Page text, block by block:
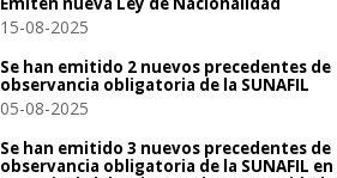
15-08-2025
Se han emitido 2 nuevos precedentes de
observancia obligatoria de la SUNAFIL
05-08-2025
Se han emitido 3 nuevos precedentes de
observancia obligatoria de la SUNAFIL en